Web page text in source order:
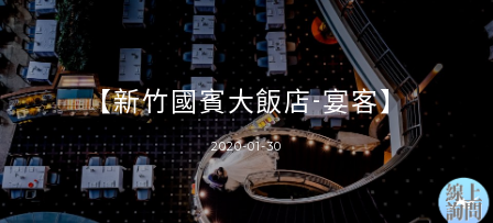
【新竹國賓大飯店-宴客】
2020-01-30